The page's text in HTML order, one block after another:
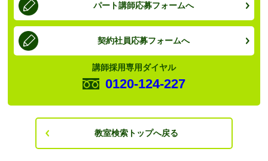
パート講師応募フォームへ
契約社員応募フォームへ
講師採用専用ダイヤル
0120-124-227
教室検索トップへ戻る